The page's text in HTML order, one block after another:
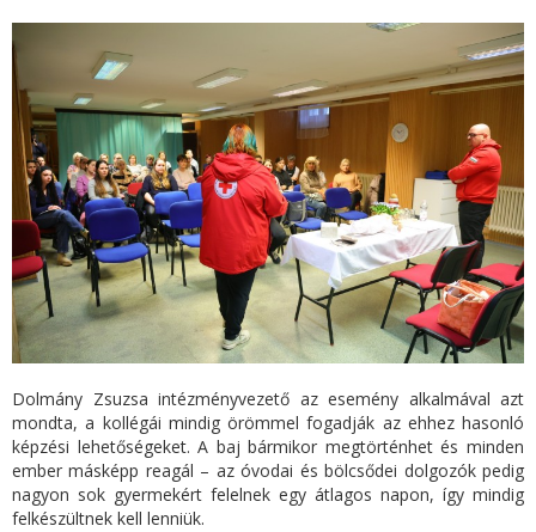
Dolmány Zsuzsa intézményvezető az esemény alkalmával azt
mondta, a kollégái mindig örömmel fogadják az ehhez hasonló
képzési lehetőségeket. A baj bármikor megtörténhet és minden
ember másképp reagál – az óvodai és bölcsődei dolgozók pedig
nagyon sok gyermekért felelnek egy átlagos napon, így mindig
felkészültnek kell lenniük.